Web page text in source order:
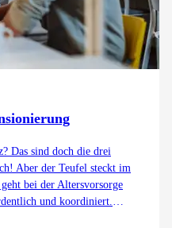
Das sind doch die drei
Aber der Teufel steckt im
bei der Altersvorsorge
und koordiniert.